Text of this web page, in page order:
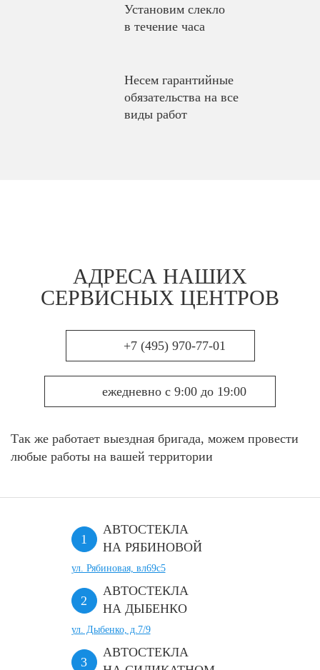
Установим слекло
в течение часа
Несем гарантийные
обязательства на все
виды работ
АДРЕСА НАШИХ
СЕРВИСНЫХ ЦЕНТРОВ
+7 (495) 970-77-01
ежедневно с 9:00 до 19:00
Так же работает выездная бригада, можем провести
любые работы на вашей территории
АВТОСТЕКЛА
НА РЯБИНОВОЙ
ул. Рябиновая, вл69с5
АВТОСТЕКЛА
НА ДЫБЕНКО
ул. Дыбенко, д.7/9
АВТОСТЕКЛА